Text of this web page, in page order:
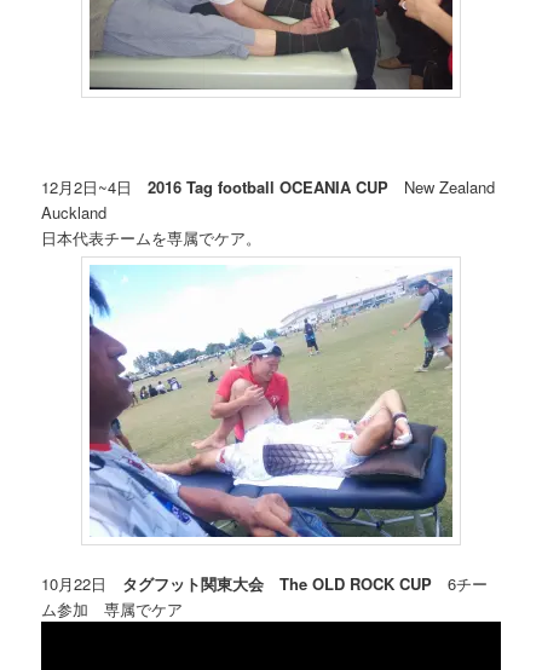
12月2日~4日2016 Tag football OCEANIA CUP New Zealand
Auckland
日本代表チームを専属でケア。
10月22日 タグフット関東大会 The OLD ROCK CUP 6チー
ム参加 専属でケア